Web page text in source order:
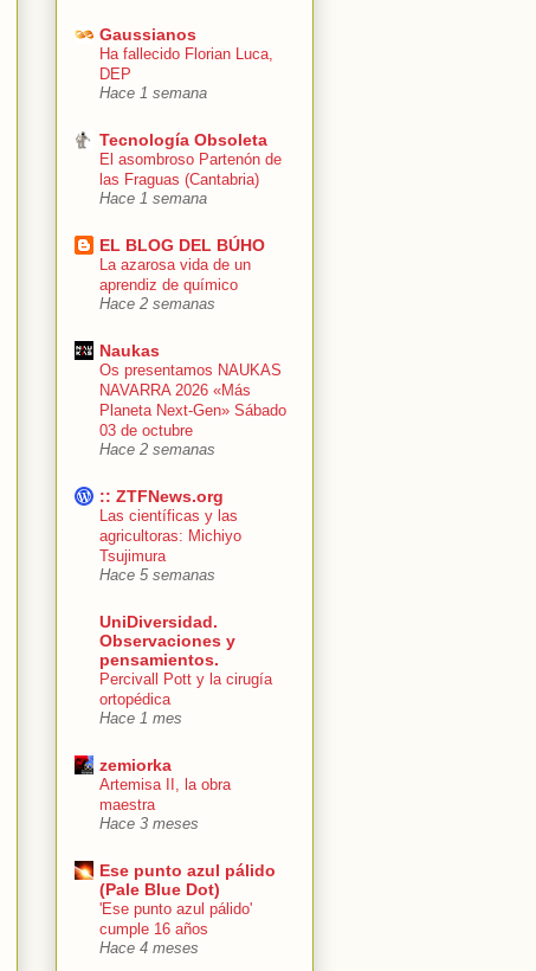
Gaussianos
Ha fallecido Florian Luca,
DEP
Hace 1 semana
Tecnología Obsoleta
El asombroso Partenón de
las Fraguas (Cantabria)
Hace 1 semana
EL BLOG DEL BÚHO
La azarosa vida de un
aprendiz de químico
Hace 2 semanas
Naukas
Os presentamos NAUKAS
NAVARRA 2026 «Más
Planeta Next-Gen» Sábado
03 de octubre
Hace 2 semanas
:: ZTFNews.org
Las científicas y las
agricultoras: Michiyo
Tsujimura
Hace 5 semanas
UniDiversidad.
Observaciones y
pensamientos.
Percivall Pott y la cirugía
ortopédica
Hace 1 mes
zemiorka
Artemisa II, la obra
maestra
Hace 3 meses
Ese punto azul pálido
(Pale Blue Dot)
'Ese punto azul pálido'
cumple 16 años
Hace 4 meses